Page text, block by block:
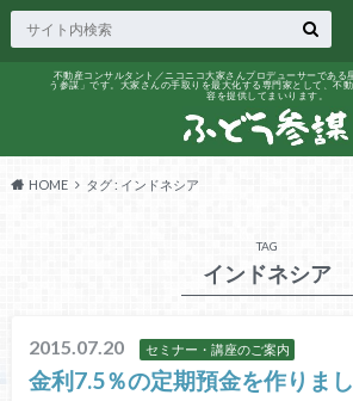
不動産コンサルタント／ニコニコ大家さんプロデューサーである
う参謀」です。大家さんの手取りを最大化する専門家として、不
容を提供してまいります。
HOME タグ : インドネシア
TAG
インドネシア
2015.07.20 セミナー・講座のご案内
金利7.5％の定期預金を作りまし